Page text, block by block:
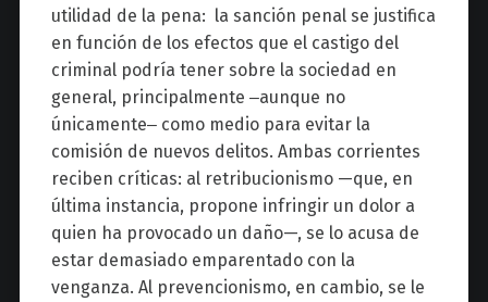
utilidad de la pena: la sanción penal se justifica
en función de los efectos que el castigo del
criminal podría tener sobre la sociedad en
general, principalmente ‒aunque no
únicamente‒ como medio para evitar la
comisión de nuevos delitos. Ambas corrientes
reciben críticas: al retribucionismo —que, en
última instancia, propone infringir un dolor a
quien ha provocado un daño—, se lo acusa de
estar demasiado emparentado con la
venganza. Al prevencionismo, en cambio, se le